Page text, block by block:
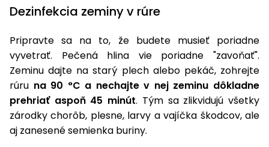
Dezinfekcia zeminy v rúre
Pripravte sa na to, že budete musieť poriadne
vyvetrať. Pečená hlina vie poriadne "zavoňať".
Zeminu dajte na starý plech alebo pekáč, zohrejte
rúru na 90 °C a nechajte v nej zeminu dôkladne
prehriať aspoň 45 minút. Tým sa zlikvidujú všetky
zárodky chorôb, plesne, larvy a vajíčka škodcov, ale
aj zanesené semienka buriny.